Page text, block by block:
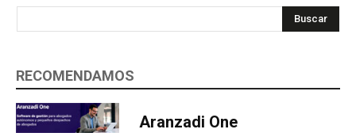
Buscar
RECOMENDAMOS
Aranzadi One